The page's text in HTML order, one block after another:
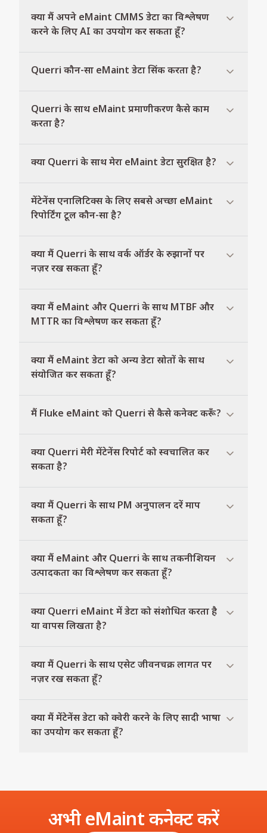
क्या मैं अपने eMaint CMMS डेटा का विश्लेषण
करने के लिए AI का उपयोग कर सकता हूँ?
Querri कौन-सा eMaint डेटा सिंक करता है?
Querri के साथ eMaint प्रमाणीकरण कैसे काम
करता है?
क्या Querri के साथ मेरा eMaint डेटा सुरक्षित है?
मेंटेनेंस एनालिटिक्स के लिए सबसे अच्छा eMaint
रिपोर्टिंग टूल कौन-सा है?
क्या मैं Querri के साथ वर्क ऑर्डर के रुझानों पर
नज़र रख सकता हूँ?
क्या मैं eMaint और Querri के साथ MTBF और
MTTR का विश्लेषण कर सकता हूँ?
क्या मैं eMaint डेटा को अन्य डेटा स्रोतों के साथ
संयोजित कर सकता हूँ?
मैं Fluke eMaint को Querri से कैसे कनेक्ट करूँ?
क्या Querri मेरी मेंटेनेंस रिपोर्ट को स्वचालित कर
सकता है?
क्या मैं Querri के साथ PM अनुपालन दरें माप
सकता हूँ?
क्या मैं eMaint और Querri के साथ तकनीशियन
उत्पादकता का विश्लेषण कर सकता हूँ?
क्या Querri eMaint में डेटा को संशोधित करता है
या वापस लिखता है?
क्या मैं Querri के साथ एसेट जीवनचक्र लागत पर
नज़र रख सकता हूँ?
क्या मैं मेंटेनेंस डेटा को क्वेरी करने के लिए सादी भाषा
का उपयोग कर सकता हूँ?
अभी eMaint कनेक्ट करें